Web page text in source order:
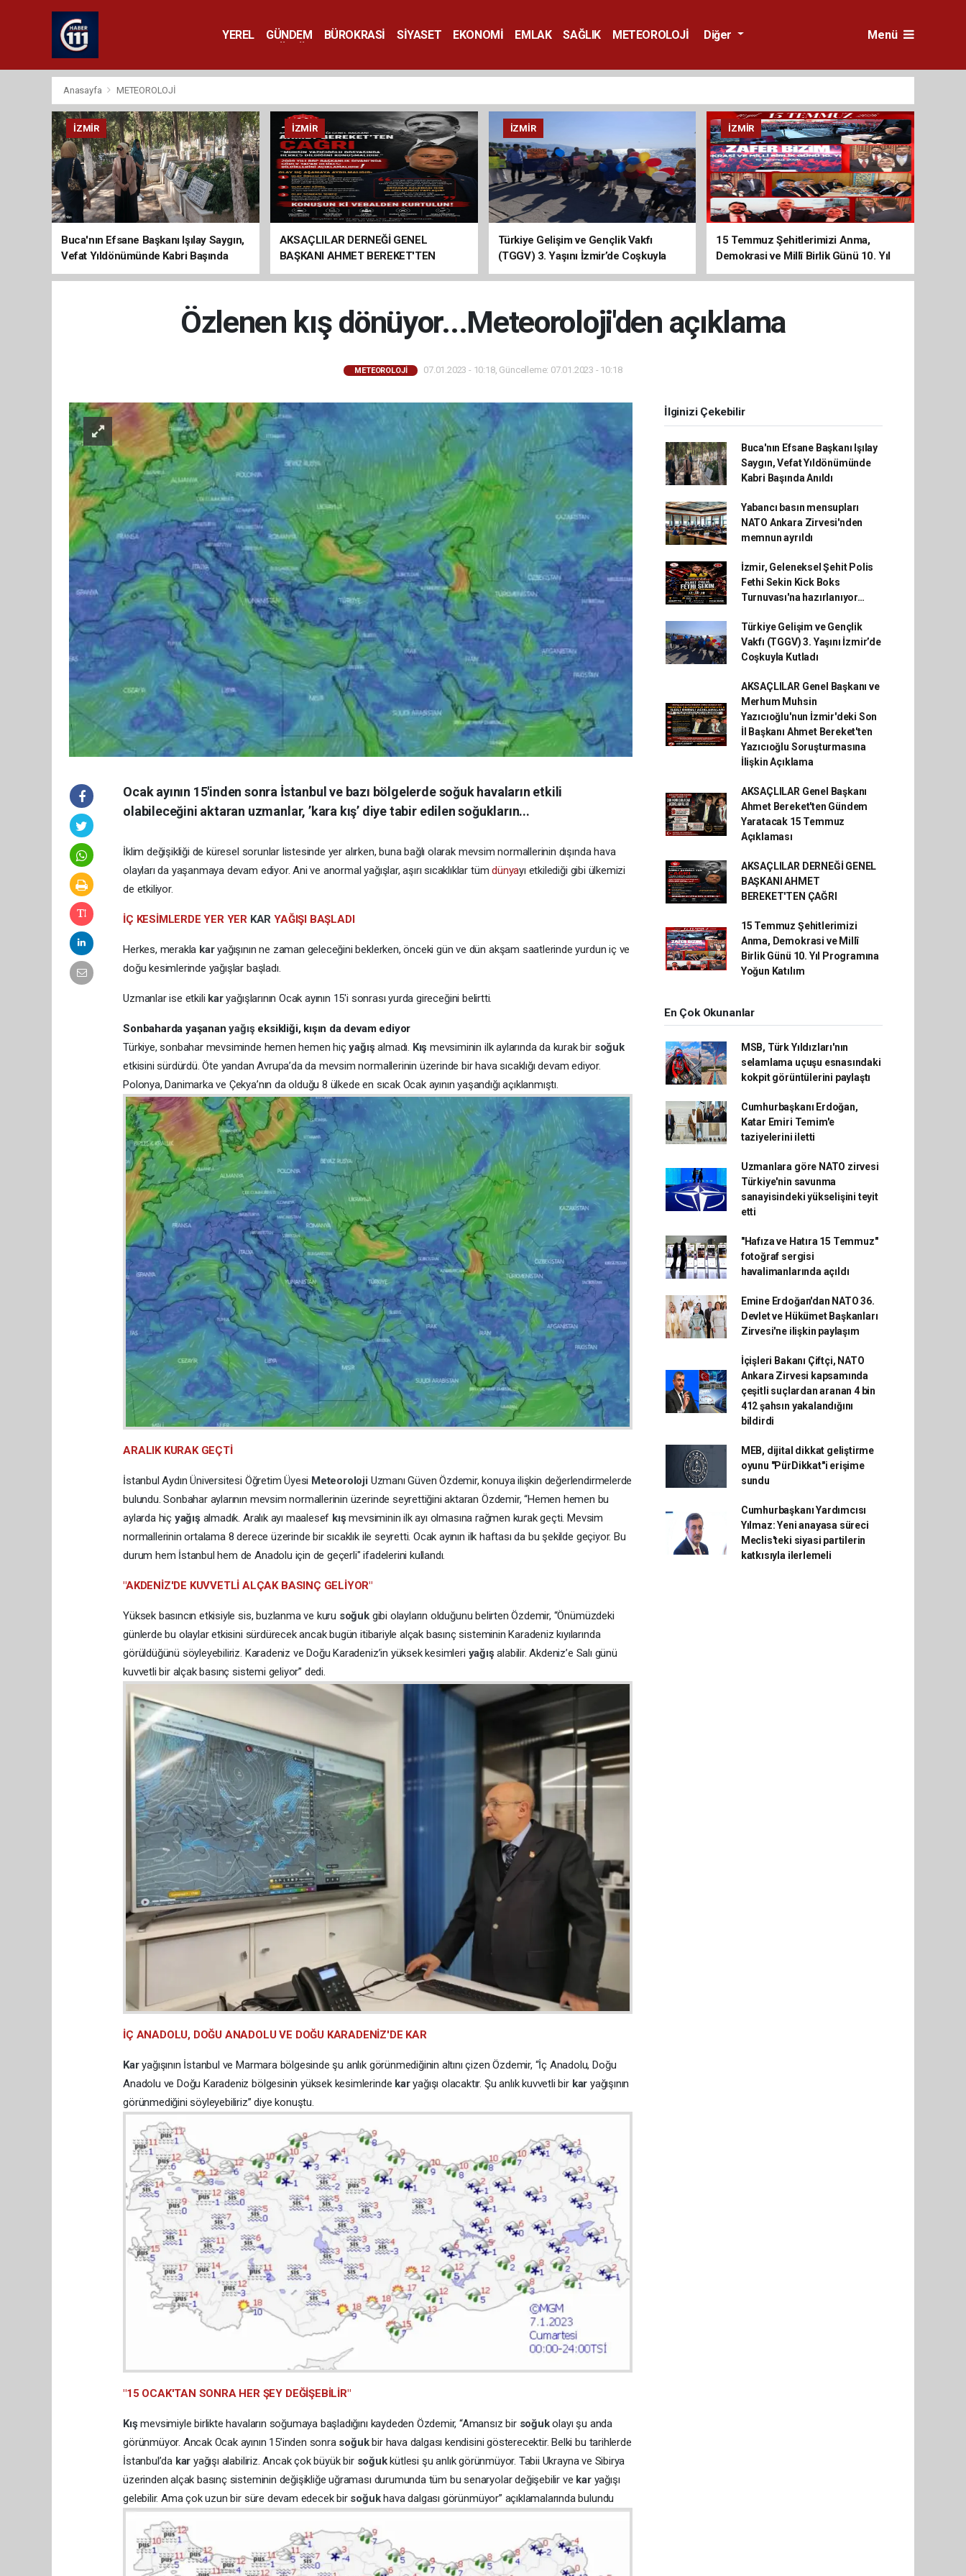
YEREL GÜNDEM BÜROKRASİ SİYASET EKONOMİ EMLAK SAĞLIK
METEOROLOJİ
Diğer Menü
Anasayfa METEOROLOJİ
İZMIR
Buca'nın Efsane Başkanı Işılay Saygın,
Vefat Yıldönümünde Kabri Başında
Anıldı
İZMIR
AKSAÇLILAR DERNEĞİ GENEL
BAŞKANI AHMET BEREKET'TEN
ÇAĞRI
İZMIR
Türkiye Gelişim ve Gençlik Vakfı
(TGGV) 3. Yaşını İzmir’de Coşkuyla
Kutladı
İZMIR
15 Temmuz Şehitlerimizi Anma,
Demokrasi ve Millî Birlik Günü 10. Yıl
Programına Yoğun Katılım
Özlenen kış dönüyor...Meteoroloji'den açıklama
METEOROLOJİ 07.01.2023 - 10:18, Güncelleme: 07.01.2023 - 10:18
Ocak ayının 15'inden sonra İstanbul ve bazı bölgelerde soğuk havaların etkili
olabileceğini aktaran uzmanlar, ’kara kış’ diye tabir edilen soğukların...
İklim değişikliği de küresel sorunlar listesinde yer alırken, buna bağlı olarak mevsim normallerinin dışında hava
olayları da yaşanmaya devam ediyor. Ani ve anormal yağışlar, aşırı sıcaklıklar tümdünyayı etkilediği gibi ülkemizi
de etkiliyor.
İÇ KESİMLERDE YER YER KARYAĞIŞI BAŞLADI
Herkes, merakla karyağışının ne zaman geleceğini beklerken, önceki gün ve dün akşam saatlerinde yurdun iç ve
doğu kesimlerinde yağışlar başladı.
Uzmanlar ise etkili karyağışlarının Ocak ayının 15'i sonrası yurda gireceğini belirtti.
Sonbaharda yaşananyağış eksikliği, kışın da devam ediyor
Türkiye, sonbahar mevsiminde hemen hemen hiçyağışalmadı. Kışmevsiminin ilk aylarında da kurak bir soğuk
etkisini sürdürdü. Öte yandan Avrupa’da da mevsim normallerinin üzerinde bir hava sıcaklığı devam ediyor.
Polonya, Danimarka ve Çekya’nın da olduğu 8 ülkede en sıcak Ocak ayının yaşandığı açıklanmıştı.
ARALIK KURAK GEÇTİ
İstanbul Aydın Üniversitesi Öğretim Üyesi Meteoroloji Uzmanı Güven Özdemir, konuya ilişkin değerlendirmelerde
bulundu. Sonbahar aylarının mevsim normallerinin üzerinde seyrettiğini aktaran Özdemir, “Hemen hemen bu
aylarda hiç yağış almadık. Aralık ayı maalesef kışmevsiminin ilk ayı olmasına rağmen kurak geçti. Mevsim
normallerinin ortalama 8 derece üzerinde bir sıcaklık ile seyretti. Ocak ayının ilk haftası da bu şekilde geçiyor. Bu
durum hem İstanbul hem de Anadolu için de geçerli" ifadelerini kullandı.
"AKDENİZ'DE KUVVETLİ ALÇAK BASINÇ GELİYOR"
Yüksek basıncın etkisiyle sis, buzlanma ve kuru soğuk gibi olayların olduğunu belirten Özdemir, “Önümüzdeki
günlerde bu olaylar etkisini sürdürecek ancak bugün itibariyle alçak basınç sisteminin Karadeniz kıyılarında
görüldüğünü söyleyebiliriz. Karadeniz ve Doğu Karadeniz’in yüksek kesimleri yağışalabilir. Akdeniz’e Salı günü
kuvvetli bir alçak basınç sistemi geliyor” dedi.
İÇ ANADOLU, DOĞU ANADOLU VE DOĞU KARADENİZ'DE KAR
Karyağışının İstanbul ve Marmara bölgesinde şu anlık görünmediğinin altını çizen Özdemir, “İç Anadolu, Doğu
Anadolu ve Doğu Karadeniz bölgesinin yüksek kesimlerinde karyağışı olacaktır. Şu anlık kuvvetli bir kar yağışının
görünmediğini söyleyebiliriz” diye konuştu.
"15 OCAK'TAN SONRA HER ŞEY DEĞİŞEBİLİR"
Kışmevsimiyle birlikte havaların soğumaya başladığını kaydeden Özdemir, “Amansız bir soğukolayı şu anda
görünmüyor. Ancak Ocak ayının 15’inden sonra soğukbir hava dalgası kendisini gösterecektir. Belki bu tarihlerde
İstanbul’da karyağışı alabiliriz. Ancak çok büyük bir soğukkütlesi şu anlık görünmüyor. Tabii Ukrayna ve Sibirya
üzerinden alçak basınç sisteminin değişikliğe uğraması durumunda tüm bu senaryolar değişebilir ve kar yağışı
gelebilir. Ama çok uzun bir süre devam edecek bir soğukhava dalgası görünmüyor” açıklamalarında bulundu
İlginizi Çekebilir
Buca'nın Efsane Başkanı Işılay
Saygın, Vefat Yıldönümünde
Kabri Başında Anıldı
Yabancı basın mensupları
NATO Ankara Zirvesi'nden
memnun ayrıldı
İzmir, Geleneksel Şehit Polis
Fethi Sekin Kick Boks
Turnuvası'na hazırlanıyor…
Türkiye Gelişim ve Gençlik
Vakfı (TGGV) 3. Yaşını İzmir’de
Coşkuyla Kutladı
AKSAÇLILAR Genel Başkanı ve
Merhum Muhsin
Yazıcıoğlu'nun İzmir'deki Son
İl Başkanı Ahmet Bereket'ten
Yazıcıoğlu Soruşturmasına
İlişkin Açıklama
AKSAÇLILAR Genel Başkanı
Ahmet Bereket'ten Gündem
Yaratacak 15 Temmuz
Açıklaması
AKSAÇLILAR DERNEĞİ GENEL
BAŞKANI AHMET
BEREKET'TEN ÇAĞRI
15 Temmuz Şehitlerimizi
Anma, Demokrasi ve Millî
Birlik Günü 10. Yıl Programına
Yoğun Katılım
En Çok Okunanlar
MSB, Türk Yıldızları'nın
selamlama uçuşu esnasındaki
kokpit görüntülerini paylaştı
Cumhurbaşkanı Erdoğan,
Katar Emiri Temim'e
taziyelerini iletti
Uzmanlara göre NATO zirvesi
Türkiye'nin savunma
sanayisindeki yükselişini teyit
etti
"Hafıza ve Hatıra 15 Temmuz"
fotoğraf sergisi
havalimanlarında açıldı
Emine Erdoğan'dan NATO 36.
Devlet ve Hükümet Başkanları
Zirvesi'ne ilişkin paylaşım
İçişleri Bakanı Çiftçi, NATO
Ankara Zirvesi kapsamında
çeşitli suçlardan aranan 4 bin
412 şahsın yakalandığını
bildirdi
MEB, dijital dikkat geliştirme
oyunu "PürDikkat"i erişime
sundu
Cumhurbaşkanı Yardımcısı
Yılmaz: Yeni anayasa süreci
Meclis'teki siyasi partilerin
katkısıyla ilerlemeli